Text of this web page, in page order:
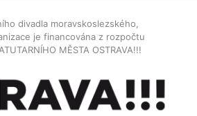
divadla moravskoslezského,
je financována z rozpočtu
MĚSTA OSTRAVA!!!